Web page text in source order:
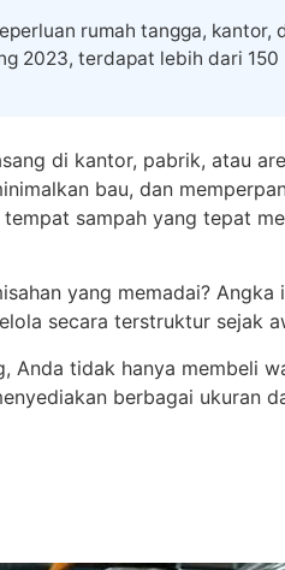
rumah tangga, kantor,
2023, terdapat lebih dari 150
di kantor, pabrik, atau
bau, dan
sampah yang tepat
yang memadai? Angka
secara terstruktur sejak
Anda tidak hanya membeli
berbagai ukuran